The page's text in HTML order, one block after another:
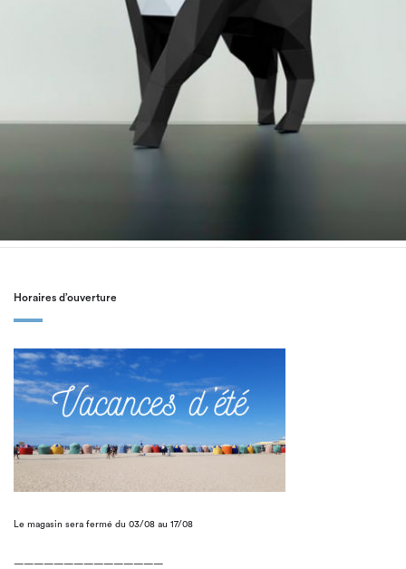
Horaires d’ouverture
Le magasin sera fermé du 03/08 au 17/08
———————————————